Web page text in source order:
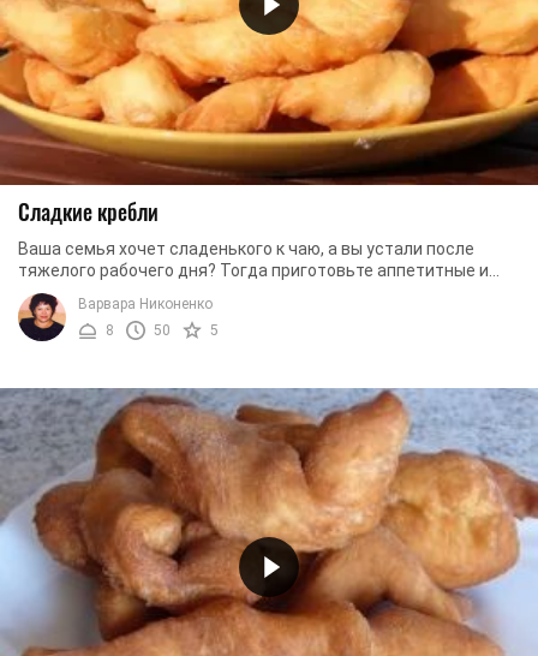
Сладкие кребли
Ваша семья хочет сладенького к чаю, а вы устали после
тяжелого рабочего дня? Тогда приготовьте аппетитные и
воздушные кребли по быстрому и доступному ...
Варвара Никоненко
8
50 5